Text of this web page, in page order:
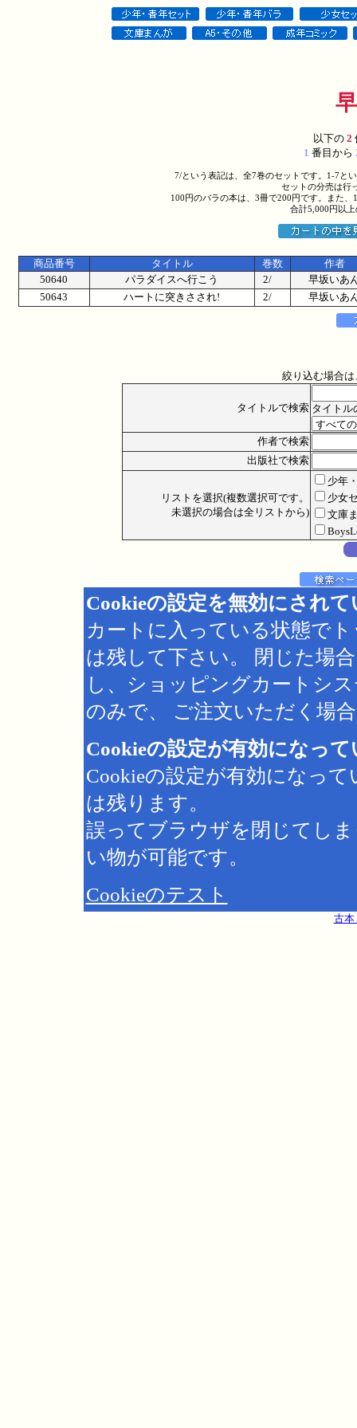
以下の2
1 番目から
7/という表記は、全7巻のセットです。1-7と
セットの分売は行
100円のバラの本は、3冊で200円です。また
合計5,000円以
商品番号 タイトル 巻数
作者
50640
パラダイスへ行こう 2/
早坂いあ
50643
ハートに突きさされ! 2/ 早坂いあ
絞り込む場合
タイトルで検索 タイトル
作者で検索
出版社で検索
リストを選択(複数選択可です。
未選択の場合は全リストから)
少年
少女
文庫
Cookieの設定を無効にされ
カートに入っている状態で
は残して下さい。 閉じた場
し、ショッピングカートシ
のみで、 ご注文いただく場
Cookieの設定が有効になっ
Cookieの設定が有効になっ
は残ります。
誤ってブラウザを閉じてし
い物が可能です。
Cookieのテスト
古本